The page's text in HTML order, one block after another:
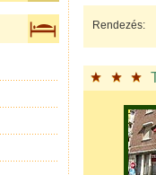
Rendezés: